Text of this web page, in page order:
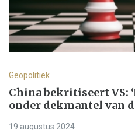
Geopolitiek
China bekritiseert VS:
onder dekmantel van
19 augustus 2024